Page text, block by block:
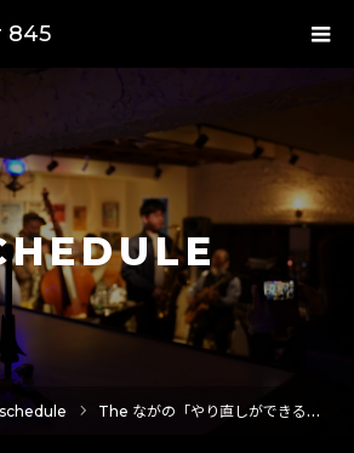
845
schedule The ながの「やり直しができる」セッション